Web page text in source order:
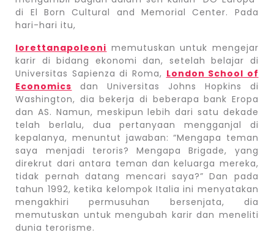
di El Born Cultural and Memorial Center. Pada
hari-hari itu,
lorettanapoleoni memutuskan untuk mengejar
karir di bidang ekonomi dan, setelah belajar di
Universitas Sapienza di Roma, London School of
Economics dan Universitas Johns Hopkins di
Washington, dia bekerja di beberapa bank Eropa
dan AS. Namun, meskipun lebih dari satu dekade
telah berlalu, dua pertanyaan mengganjal di
kepalanya, menuntut jawaban: “Mengapa teman
saya menjadi teroris? Mengapa Brigade, yang
direkrut dari antara teman dan keluarga mereka,
tidak pernah datang mencari saya?” Dan pada
tahun 1992, ketika kelompok Italia ini menyatakan
mengakhiri permusuhan bersenjata, dia
memutuskan untuk mengubah karir dan meneliti
dunia terorisme.